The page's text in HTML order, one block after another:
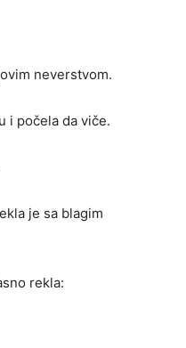
neverstvom.
i počela da viče.
je sa blagim
rekla: